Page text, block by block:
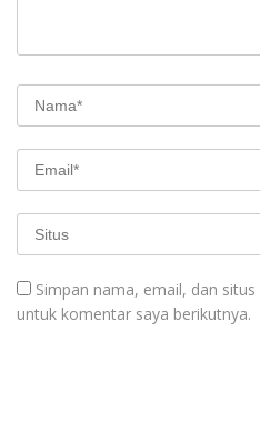
Simpan nama, email, dan
untuk komentar saya berikutnya.